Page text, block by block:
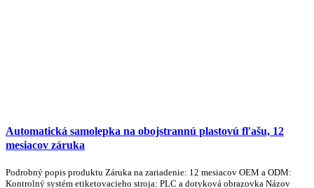
Automatická samolepka na obojstrannú plastovú fľašu, 12
mesiacov záruka
Podrobný popis produktu Záruka na zariadenie: 12 mesiacov OEM a ODM:
Kontrolný systém etiketovacieho stroja: PLC a dotyková obrazovka Názov